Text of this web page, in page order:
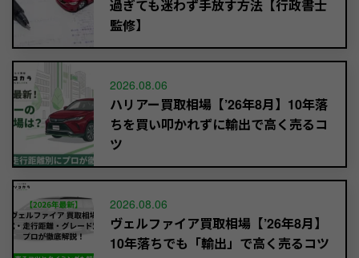
過ぎても迷わず手放す方法【行政書士
監修】
2026.08.06
ハリアー買取相場【’26年8月】10年落
ちを買い叩かれずに輸出で高く売るコ
ツ
2026.08.06
ヴェルファイア買取相場【’26年8月】
10年落ちでも「輸出」で高く売るコツ